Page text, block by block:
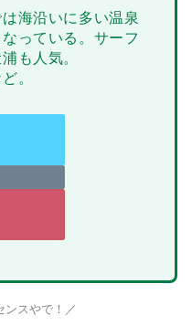
海沿いに多い温泉
っている。サーフ
も人気。
。
ンスやで！／